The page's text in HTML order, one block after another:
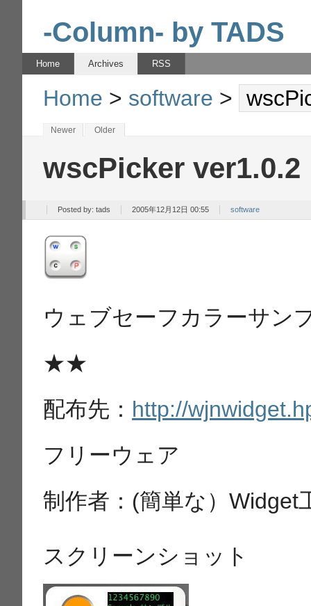
-Column- by TADS
Home Archives RSS
Home > software >
Newer Older
wscPicker ver1.0.2
Posted by:tads 2005年12月12日 00:55 software
ウェブセーフカラーサン
★★
配布先： http://
フリーウェア
制作者：(簡単な）Widget
スクリーンショット